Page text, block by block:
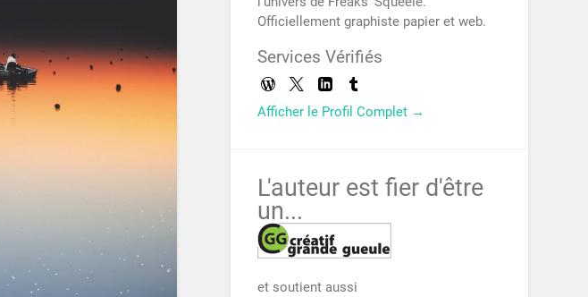
Officiellement graphiste papier et web.
Services Vérifiés
Afficher le Profil Complet →
L'auteur est fier d'être
un...
et soutient aussi